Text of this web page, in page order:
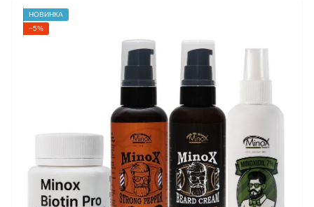
НОВИНКА
−5%